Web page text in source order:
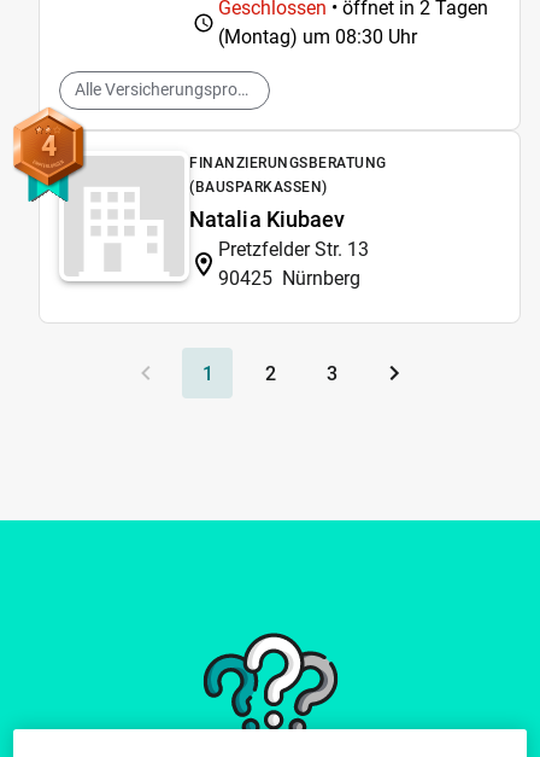
Geschlossen • öffnet in 2 Tagen
(Montag) um 08:30 Uhr
Alle Versicherungsprodukte
4
FINANZIERUNGSBERATUNG
(BAUSPARKASSEN)
Natalia Kiubaev
Pretzfelder Str. 13
90425 Nürnberg
1 2 3